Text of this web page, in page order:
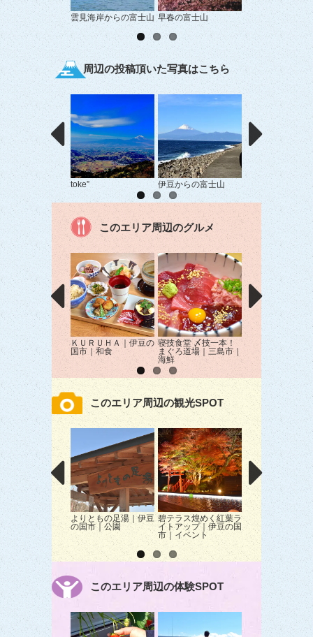
雲見海岸からの富士山 早春の富士山 新幹線と富士山
周辺の投稿頂いた写真はこちら
toke” 伊豆からの富士山 だるま山×富士山
このエリア周辺のグルメ
ＫＵＲＵＨＡ｜伊豆の
国市｜和食
寝技食堂 〆技一本！
まぐろ道場｜三島市｜
海鮮
もんれぇぶ｜函
パン
このエリア周辺の観光SPOT
よりともの足湯｜伊豆
の国市｜公園
碧テラス煌めく紅葉ラ
イトアップ｜伊豆の国
市｜イベント
鎌倉殿の13人 伊
国大河ドラマ館
このエリア周辺の体験SPOT